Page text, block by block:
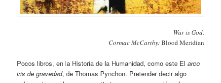
War is God.
Cormac McCarthy:Blood Meridian
Pocos libros, en la Historia de la Humanidad, como este Elarco
iris de gravedad, de Thomas Pynchon. Pretender decir algo